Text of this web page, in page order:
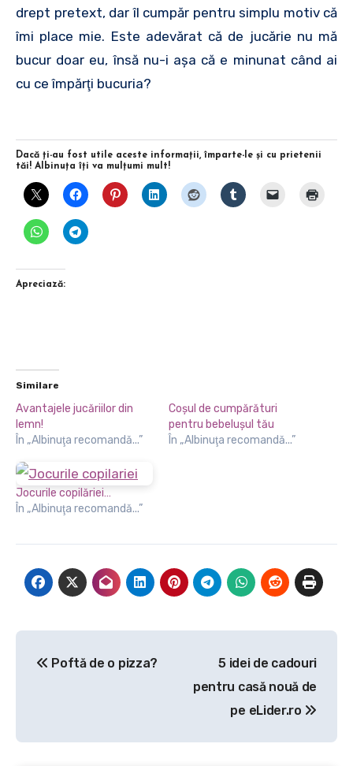
drept pretext, dar îl cumpăr pentru simplu motiv că
îmi place mie. Este adevărat că de jucărie nu mă
bucur doar eu, însă nu-i aşa că e minunat când ai
cu ce împărţi bucuria?
Dacă ţi-au fost utile aceste informaţii, împarte-le şi cu prietenii
tăi! Albinuţa îţi va mulţumi mult!
Apreciază:
Similare
Avantajele jucăriilor din
lemn!
În „Albinuţa recomandă...”
Coșul de cumpărături
pentru bebelușul tău
În „Albinuţa recomandă...”
Jocurile copilăriei…
În „Albinuţa recomandă...”
Poftă de o pizza?
5 idei de cadouri
pentru casă nouă de
pe eLider.ro